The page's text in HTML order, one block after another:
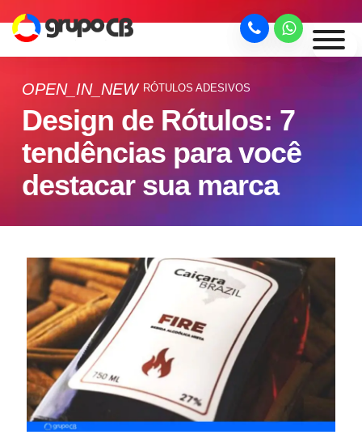
OPEN_IN_NEW RÓTULOS ADESIVOS
Design de Rótulos: 7
tendências para você
destacar sua marca